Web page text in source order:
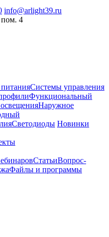
info@arlight39.ru
пом. 4
Системы управления
Функциональный
Наружное
Светодиоды Новинки
СтатьиВопрос-
Файлы и программы